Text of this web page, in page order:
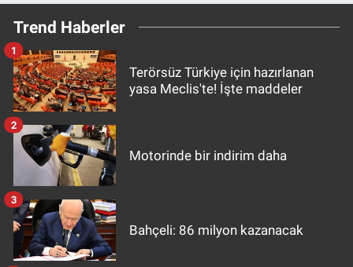
Trend Haberler
Terörsüz Türkiye için hazırlanan
yasa Meclis'te! İşte maddeler
1
Motorinde bir indirim daha
2
Bahçeli: 86 milyon kazanacak
3